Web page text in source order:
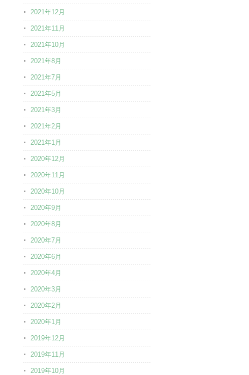
2021年12月
2021年11月
2021年10月
2021年8月
2021年7月
2021年5月
2021年3月
2021年2月
2021年1月
2020年12月
2020年11月
2020年10月
2020年9月
2020年8月
2020年7月
2020年6月
2020年4月
2020年3月
2020年2月
2020年1月
2019年12月
2019年11月
2019年10月